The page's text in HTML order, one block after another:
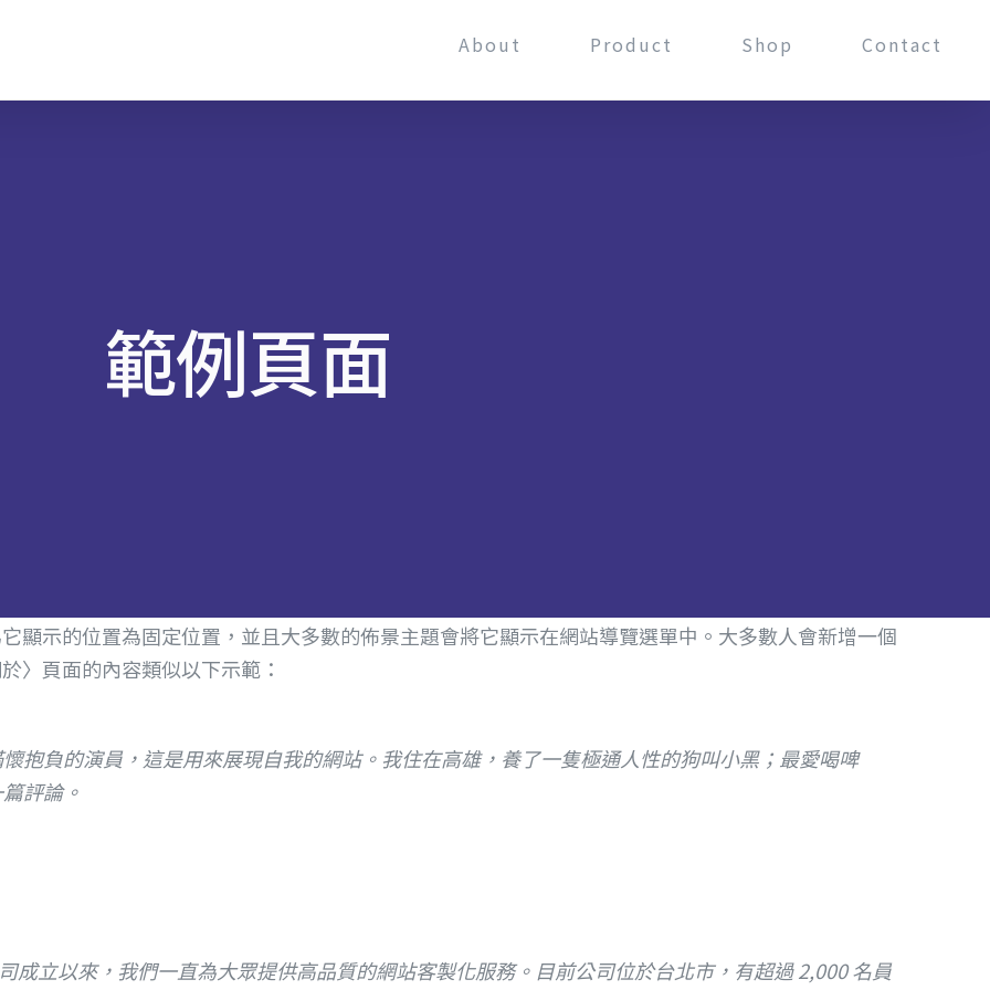
About Product Shop Contact
範例頁面
顯示的位置為固定位置，並且大多數的佈景主題會將它顯示在網站導覽選單中。大多數人會新增一個
〉頁面的內容類似以下示範：
抱負的演員，這是用來展現自我的網站。我住在高雄，養了一隻極通人性的狗叫小黑；最愛喝啤
評論。
成立以來，我們一直為大眾提供高品質的網站客製化服務。目前公司位於台北市，有超過 2,000 名員